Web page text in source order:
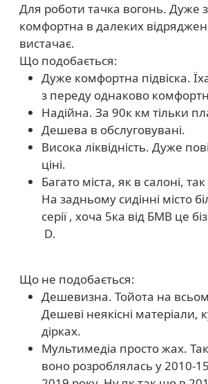
Для роботи тачка вогонь. Дуже
комфортна в далеких
вистачає.
Що подобається:
Дуже комфортна підвіска.
з переду однаково
Надійна. За 90к км тільки
Дешева в обслуговувані.
Висока ліквідність. Дуже
ціні.
Багато міста, як в салоні,
На задньому сидінні місто
серії , хоча 5ка від БМВ це
D.
Що не подобається:
Дешевизна. Тойота на
Дешеві неякісні матеріали,
дірках.
Мультимедіа просто жах.
воно розроблялась у 2010-